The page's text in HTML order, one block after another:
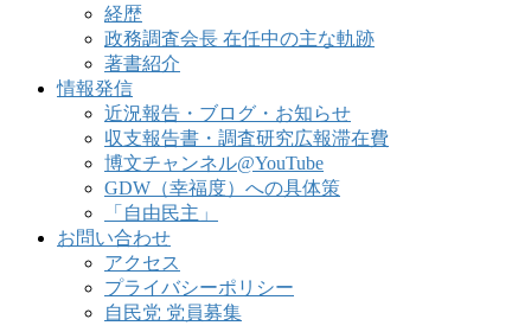
経歴
政務調査会長 在任中の主な軌跡
著書紹介
情報発信
近況報告・ブログ・お知らせ
収支報告書・調査研究広報滞在費
博文チャンネル@YouTube
GDW（幸福度）への具体策
「自由民主」
お問い合わせ
アクセス
プライバシーポリシー
自民党 党員募集